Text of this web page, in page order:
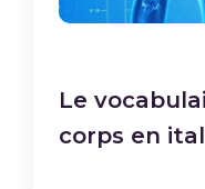
Le
corps en